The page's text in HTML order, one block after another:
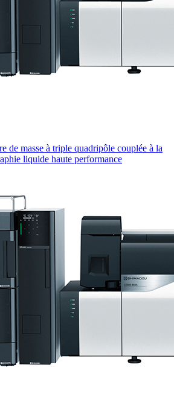
de masse à triple quadripôle couplée à la
liquide haute performance